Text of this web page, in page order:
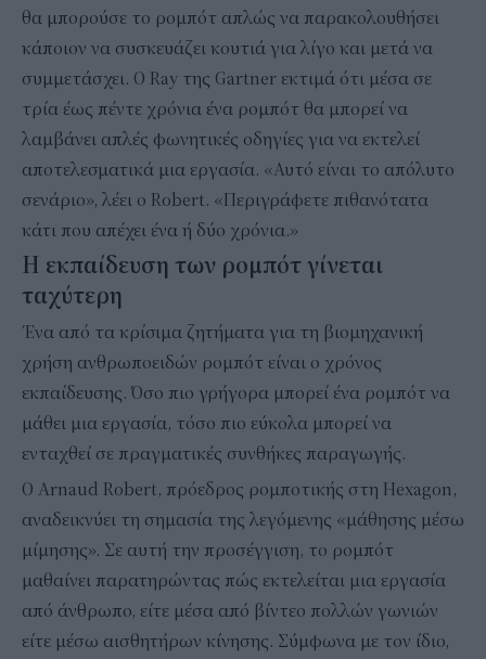
θα μπορούσε το ρομπότ απλώς να παρακολουθήσει
κάποιον να συσκευάζει κουτιά για λίγο και μετά να
συμμετάσχει. Ο Ray της Gartner εκτιμά ότι μέσα σε
τρία έως πέντε χρόνια ένα ρομπότ θα μπορεί να
λαμβάνει απλές φωνητικές οδηγίες για να εκτελεί
αποτελεσματικά μια εργασία. «Αυτό είναι το απόλυτο
σενάριο», λέει ο Robert. «Περιγράφετε πιθανότατα
κάτι που απέχει ένα ή δύο χρόνια.»
Η εκπαίδευση των ρομπότ γίνεται
ταχύτερη
Ένα από τα κρίσιμα ζητήματα για τη βιομηχανική
χρήση ανθρωποειδών ρομπότ είναι ο χρόνος
εκπαίδευσης. Όσο πιο γρήγορα μπορεί ένα ρομπότ να
μάθει μια εργασία, τόσο πιο εύκολα μπορεί να
ενταχθεί σε πραγματικές συνθήκες παραγωγής.
Ο Arnaud Robert, πρόεδρος ρομποτικής στη Hexagon,
αναδεικνύει τη σημασία της λεγόμενης «μάθησης μέσω
μίμησης». Σε αυτή την προσέγγιση, το ρομπότ
μαθαίνει παρατηρώντας πώς εκτελείται μια εργασία
από άνθρωπο, είτε μέσα από βίντεο πολλών γωνιών
είτε μέσω αισθητήρων κίνησης. Σύμφωνα με τον ίδιο,